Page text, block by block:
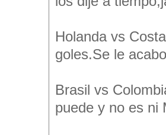
Holanda vs
goles.Se le
Brasil vs
puede y no es ni